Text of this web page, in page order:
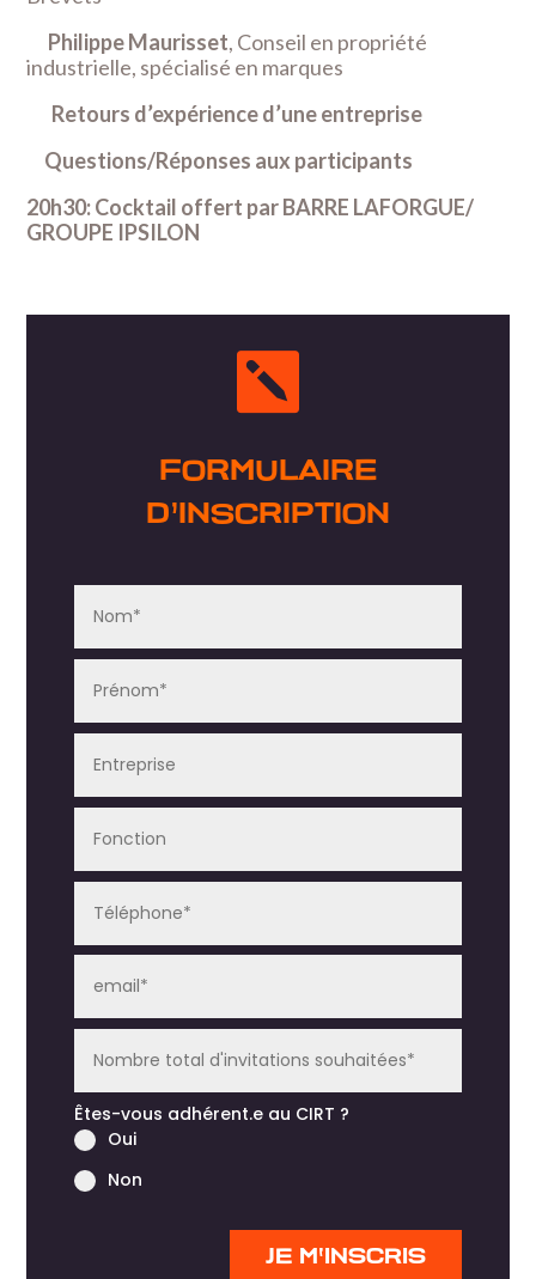
Philippe Maurisset, Conseil en propriété
industrielle, spécialisé en marques
Retours d’expérience d’une entreprise
Questions/Réponses aux participants
20h30: Cocktail offert par BARRE LAFORGUE/
GROUPE IPSILON

FORMULAIRE
D’INSCRIPTION
Êtes-vous adhérent.e au CIRT ?
Oui
Non
JE M'INSCRIS